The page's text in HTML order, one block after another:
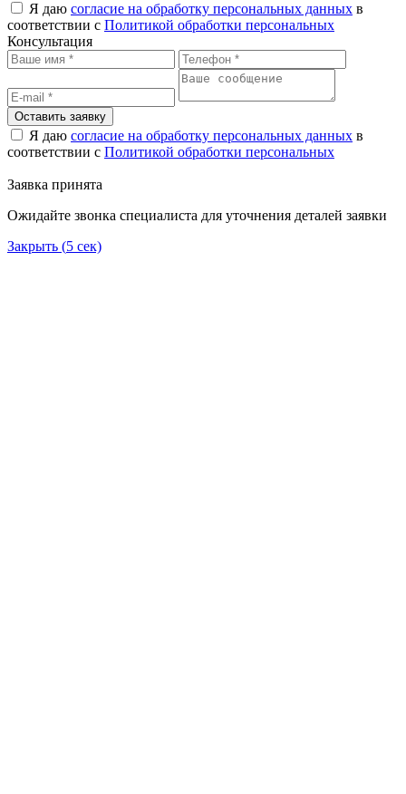
Я даю согласие на обработку персональных данных в
соответствии с Политикой обработки персональных
Консультация
Оставить заявку
Я даю согласие на обработку персональных данных в
соответствии с Политикой обработки персональных
Заявка принята
Ожидайте звонка специалиста для уточнения деталей заявки
Закрыть (5 сек)